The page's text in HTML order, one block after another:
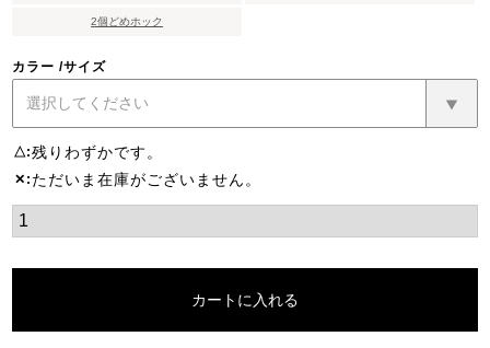
2個どめホック
カラー サイズ
△ 残りわずかです。
✕ ただいま在庫がございません。
カートに入れる